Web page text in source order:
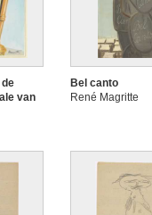
van
Bel canto
René Magritte